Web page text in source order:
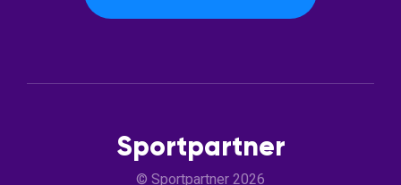
Sportpartner
© Sportpartner 2026